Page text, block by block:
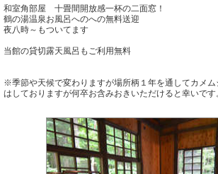
和室角部屋 十畳間開放感一杯の二面窓！
鶴の湯温泉お風呂へのへの無料送迎
夜八時～もついてます
当館の貸切露天風呂もご利用無料
※季節や天候で変わりますが場所柄１年を通してカメ
はしておりますが何卒お含みおきいただけると幸いです